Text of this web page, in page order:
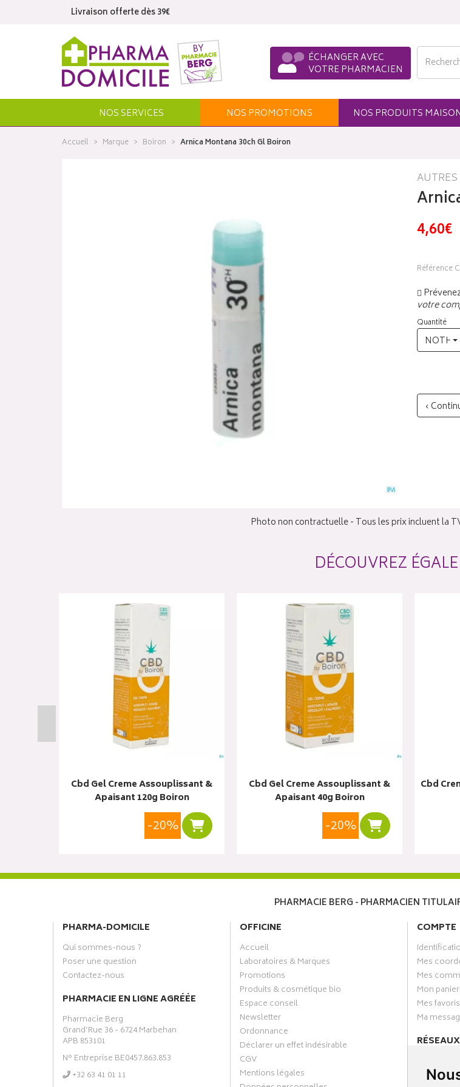
Livraison offerte dès 39€
ÉCHANGER AVEC
VOTRE PHARMACIEN
NOS SERVICES NOS PROMOTIONS NOS PRODUITS
Accueil Marque Boiron Arnica Montana 30ch Gl Boiron
4,60€
Référence
votre
Quantité
‹
Photo non contractuelle - Tous les prix incluent la
DÉCOUVREZ
Cbd Gel Creme Assouplissant &
Apaisant 120g Boiron
-20% Ajouter au panier
Cbd Gel Creme Assouplissant &
Apaisant 40g Boiron
-20% Ajouter au panier
Cbd
PHARMACIE BERG - PHARMACIEN
PHARMA-DOMICILE
Qui sommes-nous ?
Poser une question
Contactez-nous
PHARMACIE EN LIGNE AGRÉÉE
Pharmacie Berg
Grand’Rue 36 - 6724 Marbehan
APB 853101
N° Entreprise BE0457.863.853
‭+32 63 41 01 11‬
OFFICINE
Accueil
Laboratoires & Marques
Promotions
Produits & cosmétique bio
Espace conseil
Newsletter
Ordonnance
Déclarer un effet indésirable
CGV
Mentions légales
COMPTE
Mes
Mes
Mon panier
Mes favoris
Ma